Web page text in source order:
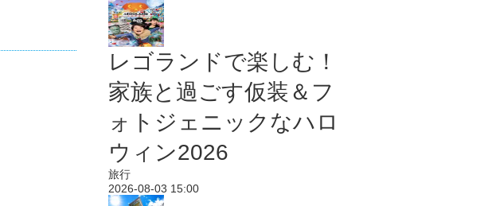
レゴランドで楽しむ！
家族と過ごす仮装＆フ
ォトジェニックなハロ
ウィン2026
旅行
2026-08-03 15:00